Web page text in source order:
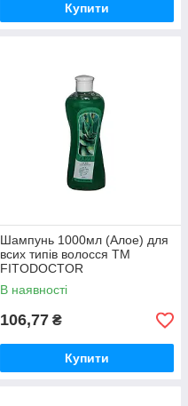
Купити
Шампунь 1000мл (Алое) для
всих типів волосся ТМ
FITODOCTOR
В наявності
106,77 ₴
Купити